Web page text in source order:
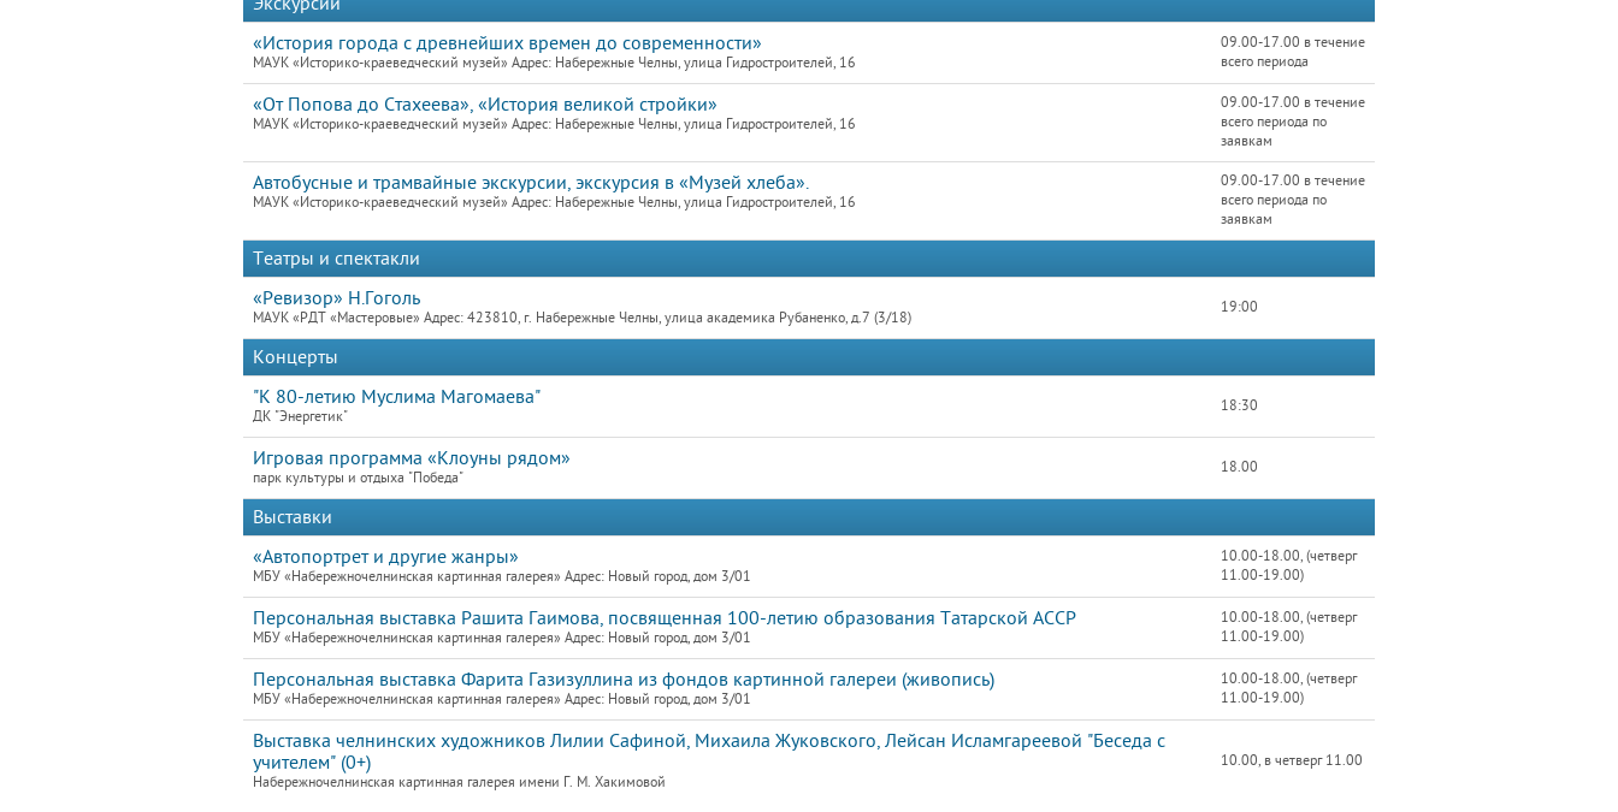
«История города с древнейших времен до современности»
МАУК «Историко-краеведческий музей» Адрес: Набережные Челны, улица Гидростроителей, 16
09.00-17.00 в течение
всего периода
«От Попова до Стахеева», «История великой стройки»
МАУК «Историко-краеведческий музей» Адрес: Набережные Челны, улица Гидростроителей, 16
09.00-17.00 в течение
всего периода по
заявкам
Автобусные и трамвайные экскурсии, экскурсия в «Музей хлеба».
МАУК «Историко-краеведческий музей» Адрес: Набережные Челны, улица Гидростроителей, 16
09.00-17.00 в течение
всего периода по
заявкам
Театры и спектакли
«Ревизор» Н.Гоголь
МАУК «РДТ «Мастеровые» Адрес: 423810, г. Набережные Челны, улица академика Рубаненко, д.7 (3/18)
19:00
Концерты
"К 80-летию Муслима Магомаева"
ДК "Энергетик"
18:30
Игровая программа «Клоуны рядом»
парк культуры и отдыха "Победа"
18.00
Выставки
«Автопортрет и другие жанры»
МБУ «Набережночелнинская картинная галерея» Адрес: Новый город, дом 3/01
10.00-18.00, (четверг
11.00-19.00)
Персональная выставка Рашита Гаимова, посвященная 100-летию образования Татарской АССР
МБУ «Набережночелнинская картинная галерея» Адрес: Новый город, дом 3/01
10.00-18.00, (четверг
11.00-19.00)
Персональная выставка Фарита Газизуллина из фондов картинной галереи (живопись)
МБУ «Набережночелнинская картинная галерея» Адрес: Новый город, дом 3/01
10.00-18.00, (четверг
11.00-19.00)
Выставка челнинских художников Лилии Сафиной, Михаила Жуковского, Лейсан Исламгареевой "Беседа с
учителем" (0+)
Набережночелнинская картинная галерея имени Г. М. Хакимовой
10.00, в четверг 11.00